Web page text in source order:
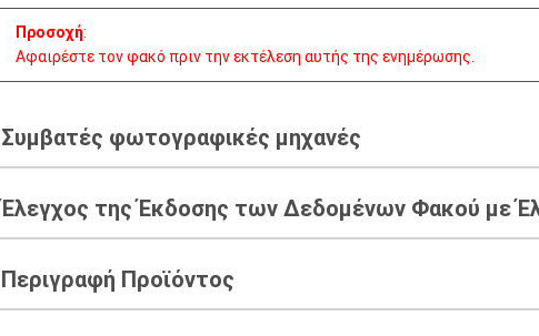
Προσοχή:
Αφαιρέστε τον φακό πριν την εκτέλεση αυτής της ενημέρωσης.
Συμβατές φωτογραφικές μηχανές
Έλεγχος της Έκδοσης των Δεδομένων Φακού με
Περιγραφή Προϊόντος